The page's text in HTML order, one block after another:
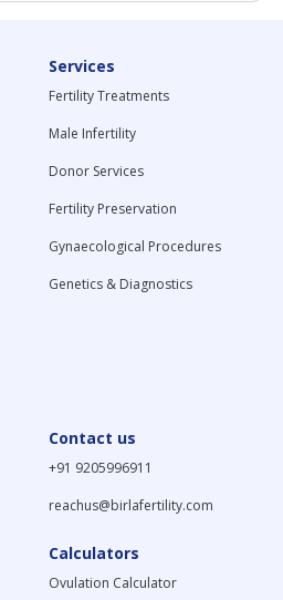
Services
Fertility Treatments
Male Infertility
Donor Services
Fertility Preservation
Gynaecological Procedures
Genetics & Diagnostics
Contact us
+91 9205996911
reachus@birlafertility.com
Calculators
Ovulation Calculator